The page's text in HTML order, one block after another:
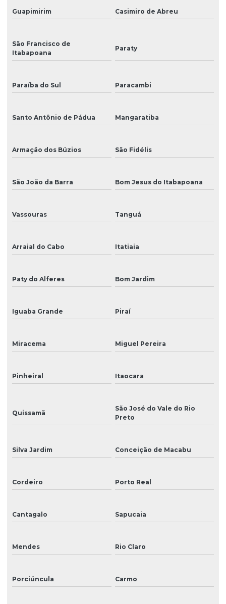
Manutenção preventiva de impressoras
Mimaki paraná
Peça para impressora
Peça para impressora ampla
Peça para plotter
Peças para impressora uv
Peças para plotter de recorte
Peças de reposição para plotter de impressão
Placa principal
Plotter de impressão
Plotter de recorte
Reparo de impressora digital
Reposição de peças para impressoras de grande formato
Sinalização para eventos
Sinalização informativa
Guapimirim Casimiro de Abreu
São Francisco de
Itabapoana
Paraty
Paraíba do Sul Paracambi
Santo Antônio de Pádua Mangaratiba
Armação dos Búzios São Fidélis
São João da Barra Bom Jesus do Itabapoana
Vassouras Tanguá
Arraial do Cabo Itatiaia
Paty do Alferes Bom Jardim
Iguaba Grande Piraí
Miracema Miguel Pereira
Pinheiral Itaocara
Quissamã
São José do Vale do Rio
Preto
Silva Jardim Conceição de Macabu
Cordeiro Porto Real
Cantagalo Sapucaia
Mendes Rio Claro
Porciúncula Carmo